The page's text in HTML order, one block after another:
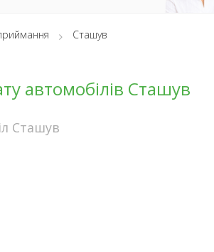
Сташув
автомобілів Сташув
Сташув